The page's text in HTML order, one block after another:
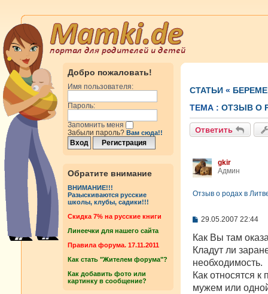
Добро пожаловать!
Имя пользователя:
Пароль:
Запомнить меня
Забыли пароль? Вам сюда!!
Обратите внимание
ВНИМАНИЕ!!!
Разыскиваются русские
школы, клубы, садики!!!
Cкидка 7% на русские книги
Линеечки для нашего сайта
Правила форума. 17.11.2011
Как стать "Жителем форума"?
Как добавить фото или
картинку в сообщение?
СТАТЬИ «
ТЕМА : ОТЗЫВ О
Ответить
gkir
Админ
Отзыв о родах в
С
о
щ
е
и
е
29.05.2007 22:44
Как Вы там
Кладут ли
необходимость.
Как относятся
мужем или